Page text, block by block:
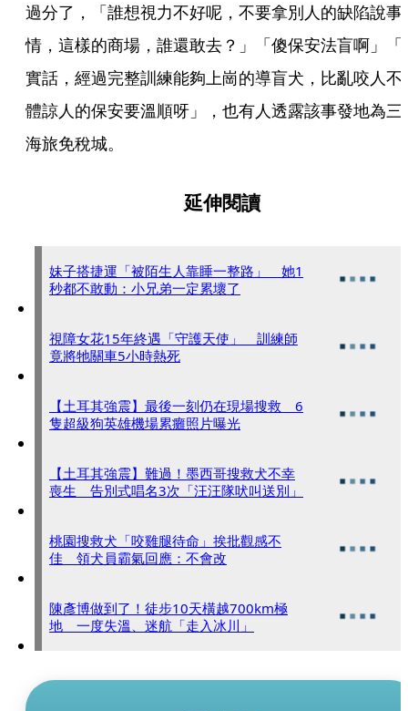
過分了，「誰想視力不好呢，不要拿別人的缺陷說事
情，這樣的商場，誰還敢去？」「傻保安法盲啊」「
實話，經過完整訓練能夠上崗的導盲犬，比亂咬人不
體諒人的保安要溫順呀」，也有人透露該事發地為三
海旅免稅城。
延伸閱讀
妹子搭捷運「被陌生人靠睡一整路」 她1
秒都不敢動：小兄弟一定累壞了
視障女花15年終遇「守護天使」 訓練師
竟將牠關車5小時熱死
【土耳其強震】最後一刻仍在現場搜救 6
隻超級狗英雄機場累癱照片曝光
【土耳其強震】難過！墨西哥搜救犬不幸
喪生 告別式唱名3次「汪汪隊吠叫送別」
桃園搜救犬「咬雞腿待命」挨批觀感不
佳 領犬員霸氣回應：不會改
陳彥博做到了！徒步10天橫越700km極
地 一度失溫、迷航「走入冰川」